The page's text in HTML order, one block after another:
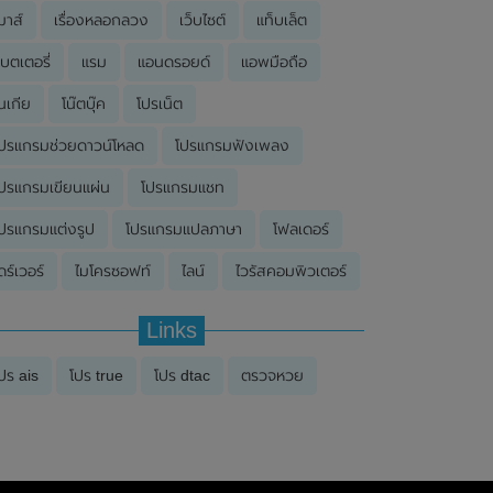
าส์ เรื่องหลอกลวง เว็บไซต์ แท็บเล็ต
ตเตอรี่ แรม แอนดรอยด์ แอพมือถือ
เกีย โน๊ตบุ๊ค โปรเน็ต
รแกรมช่วยดาวน์โหลด โปรแกรมฟังเพลง
รแกรมเขียนแผ่น โปรแกรมแชท
รแกรมแต่งรูป โปรแกรมแปลภาษา โฟลเดอร์
ร์เวอร์ ไมโครซอฟท์ ไลน์ ไวรัสคอมพิวเตอร์
Links
ร ais โปร true โปร dtac ตรวจหวย